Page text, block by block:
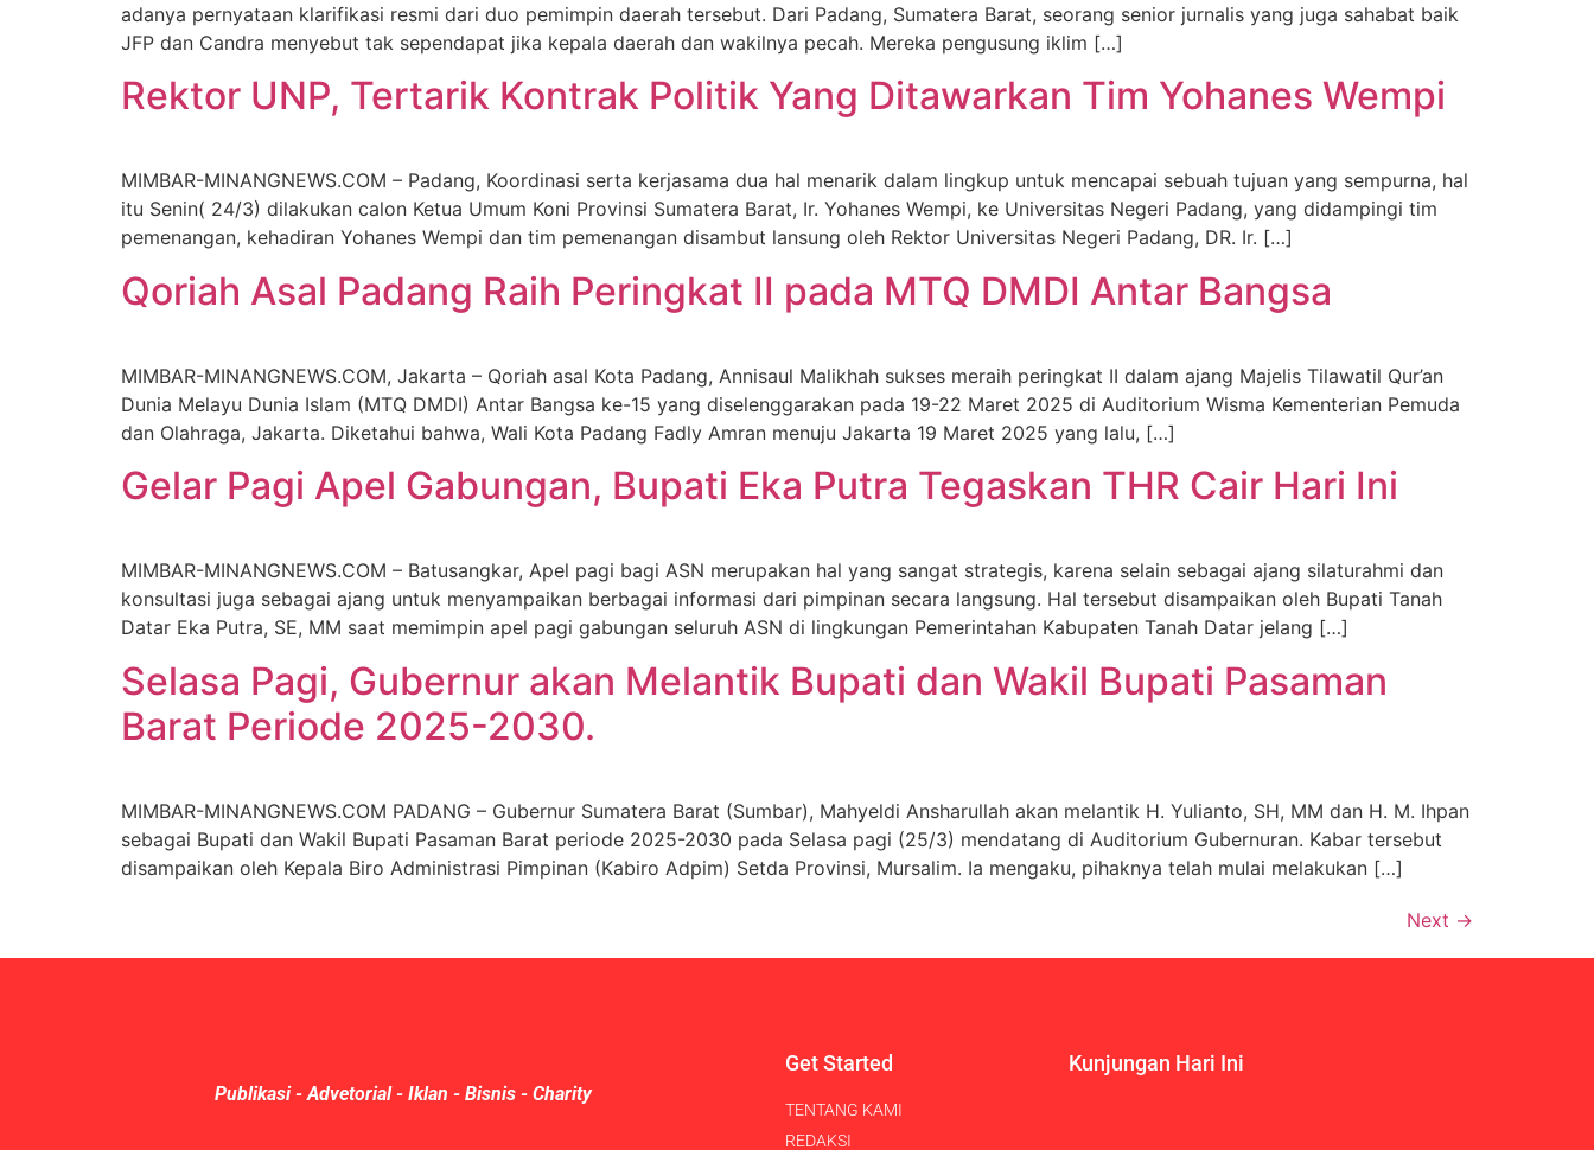
adanya pernyataan klarifikasi resmi dari duo pemimpin daerah tersebut. Dari Padang, Sumatera Barat, seorang senior jurnalis yang juga sahabat baik
JFP dan Candra menyebut tak sependapat jika kepala daerah dan wakilnya pecah. Mereka pengusung iklim […]
Rektor UNP, Tertarik Kontrak Politik Yang Ditawarkan Tim Yohanes Wempi
MIMBAR-MINANGNEWS.COM – Padang, Koordinasi serta kerjasama dua hal menarik dalam lingkup untuk mencapai sebuah tujuan yang sempurna, hal
itu Senin( 24/3) dilakukan calon Ketua Umum Koni Provinsi Sumatera Barat, Ir. Yohanes Wempi, ke Universitas Negeri Padang, yang didampingi tim
pemenangan, kehadiran Yohanes Wempi dan tim pemenangan disambut lansung oleh Rektor Universitas Negeri Padang, DR. Ir. […]
Qoriah Asal Padang Raih Peringkat II pada MTQ DMDI Antar Bangsa
MIMBAR-MINANGNEWS.COM, Jakarta – Qoriah asal Kota Padang, Annisaul Malikhah sukses meraih peringkat II dalam ajang Majelis Tilawatil Qur’an
Dunia Melayu Dunia Islam (MTQ DMDI) Antar Bangsa ke-15 yang diselenggarakan pada 19-22 Maret 2025 di Auditorium Wisma Kementerian Pemuda
dan Olahraga, Jakarta. Diketahui bahwa, Wali Kota Padang Fadly Amran menuju Jakarta 19 Maret 2025 yang lalu, […]
Gelar Pagi Apel Gabungan, Bupati Eka Putra Tegaskan THR Cair Hari Ini
MIMBAR-MINANGNEWS.COM – Batusangkar, Apel pagi bagi ASN merupakan hal yang sangat strategis, karena selain sebagai ajang silaturahmi dan
konsultasi juga sebagai ajang untuk menyampaikan berbagai informasi dari pimpinan secara langsung. Hal tersebut disampaikan oleh Bupati Tanah
Datar Eka Putra, SE, MM saat memimpin apel pagi gabungan seluruh ASN di lingkungan Pemerintahan Kabupaten Tanah Datar jelang […]
Selasa Pagi, Gubernur akan Melantik Bupati dan Wakil Bupati Pasaman
Barat Periode 2025-2030.
MIMBAR-MINANGNEWS.COM PADANG – Gubernur Sumatera Barat (Sumbar), Mahyeldi Ansharullah akan melantik H. Yulianto, SH, MM dan H. M. Ihpan
sebagai Bupati dan Wakil Bupati Pasaman Barat periode 2025-2030 pada Selasa pagi (25/3) mendatang di Auditorium Gubernuran. Kabar tersebut
disampaikan oleh Kepala Biro Administrasi Pimpinan (Kabiro Adpim) Setda Provinsi, Mursalim. Ia mengaku, pihaknya telah mulai melakukan […]
Next →
Publikasi - Advetorial - Iklan - Bisnis - Charity
Get Started
TENTANG KAMI
REDAKSI
Kunjungan Hari Ini